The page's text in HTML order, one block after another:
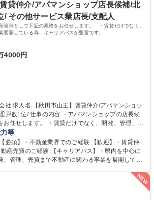
業として、これからも地域の役に立つ仕事を行いま
一種運転免許普通自動車
貸仲介/アパマンショップ店長候補/北
/ その他サービス業店長/支配人
候補として下記の業務をお任せします。 ・賃貸だけでなく、
展開している為、キャリアパスが豊富です。
4000円
マンショッ
マンショップの店長候
お任せします。 ・賃貸だけでなく、開発、管理、売
ャリアパスが豊富です。 【詳細】・賃貸管
リノベーション提案 ・店舗の営業目標設定から達成
スタッフ教育 ・行動策定管理 ・アパート案内 ※業
ます。 【サービス】「敷金・礼金・仲介料ゼロ」の
ショップ店長候補/北東北管理戸数1位/
等
必須】・不動産業界でのご経験 【歓迎】・賃貸仲
産売買のご経験 【キャリアパス】・県内を中心に
、管理、売買まで不動産に関わる事業を展開してい
、実績に応じて給与反映されます。 【当社の魅力】
り貢献のため、ノーザンハピネッツをはじめとした
のスポンサーや寄付を実施しています。地場に根付